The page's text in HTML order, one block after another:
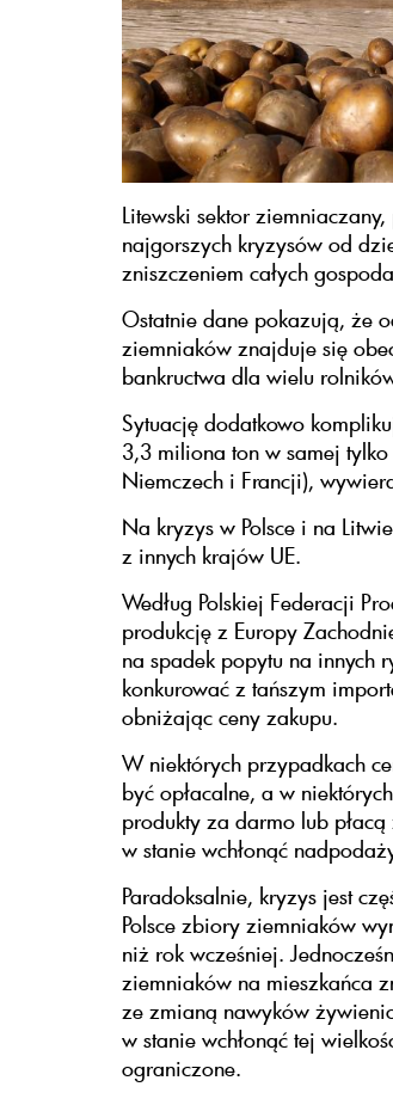
Litewski sektor
najgorszych kryzysów od
zniszczeniem całych
Ostatnie dane pokazują, że
ziemniaków znajduje się
bankructwa dla wielu
Sytuację dodatkowo
3,3 miliona ton w samej
Niemczech i Francji),
Na kryzys w Polsce i na
z innych krajów UE.
Według Polskiej Federacji
produkcję z Europy
na spadek popytu na innych
konkurować z tańszym
obniżając ceny zakupu.
W niektórych przypadkach
być opłacalne, a w
produkty za darmo lub
w stanie wchłonąć
Paradoksalnie, kryzys jest
Polsce zbiory ziemniaków
niż rok wcześniej.
ziemniaków na mieszkańca
ze zmianą nawyków
w stanie wchłonąć tej
ograniczone.